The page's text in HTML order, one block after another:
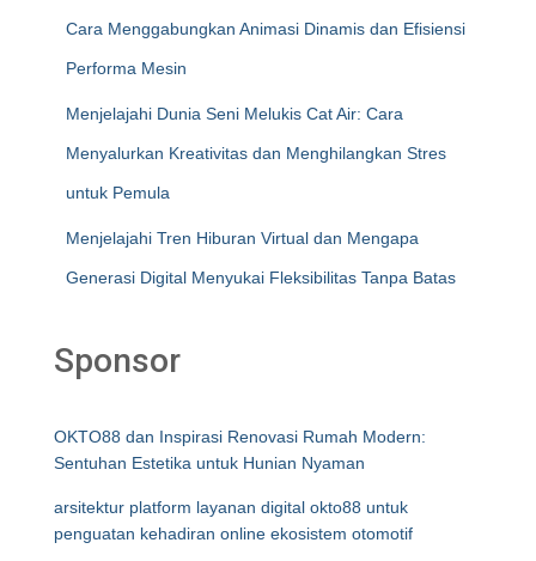
Cara Menggabungkan Animasi Dinamis dan Efisiensi
Performa Mesin
Menjelajahi Dunia Seni Melukis Cat Air: Cara
Menyalurkan Kreativitas dan Menghilangkan Stres
untuk Pemula
Menjelajahi Tren Hiburan Virtual dan Mengapa
Generasi Digital Menyukai Fleksibilitas Tanpa Batas
Sponsor
OKTO88 dan Inspirasi Renovasi Rumah Modern:
Sentuhan Estetika untuk Hunian Nyaman
arsitektur platform layanan digital okto88 untuk
penguatan kehadiran online ekosistem otomotif